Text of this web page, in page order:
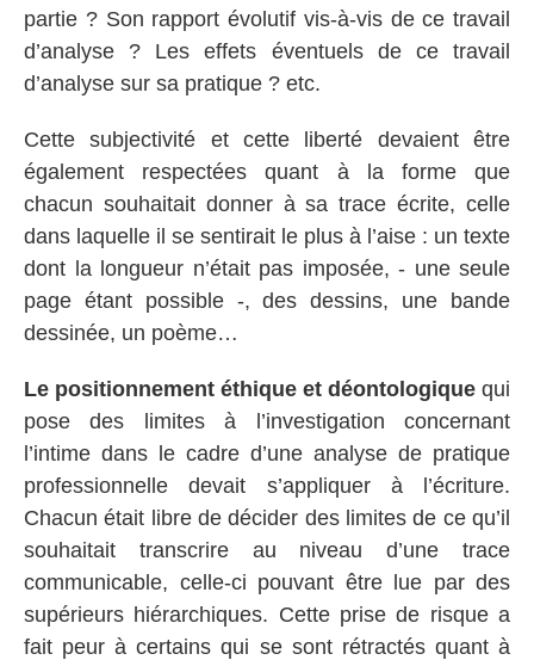
partie ? Son rapport évolutif vis-à-vis de ce travail
d’analyse ? Les effets éventuels de ce travail
d’analyse sur sa pratique ? etc.
Cette subjectivité et cette liberté devaient être
également respectées quant à la forme que
chacun souhaitait donner à sa trace écrite, celle
dans laquelle il se sentirait le plus à l’aise : un texte
dont la longueur n’était pas imposée, - une seule
page étant possible -, des dessins, une bande
dessinée, un poème…
Le positionnement éthique et déontologique qui
pose des limites à l’investigation concernant
l’intime dans le cadre d’une analyse de pratique
professionnelle devait s’appliquer à l’écriture.
Chacun était libre de décider des limites de ce qu’il
souhaitait transcrire au niveau d’une trace
communicable, celle-ci pouvant être lue par des
supérieurs hiérarchiques. Cette prise de risque a
fait peur à certains qui se sont rétractés quant à